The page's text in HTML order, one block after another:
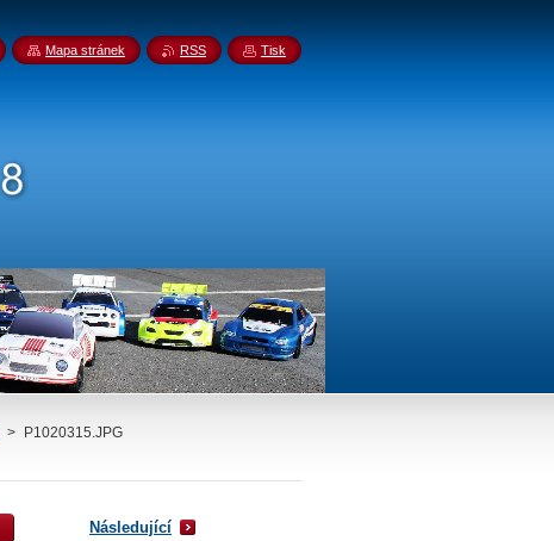
> P1020315.JPG
Následující
Mapa stránek RSS Tisk